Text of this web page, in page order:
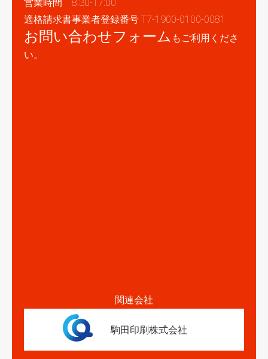
営業時間 8:30-17:00
適格請求書事業者登録番号 T7-1900-0100-0081
お問い合わせフォーム もご利用くださ
い。
関連会社
駒田印刷株式会社